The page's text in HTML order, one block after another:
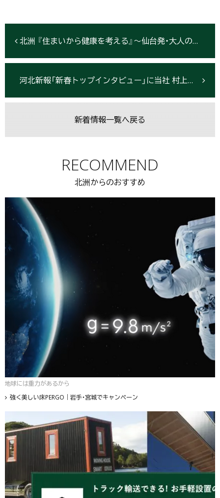
北洲 『住まいから健康を考える』～仙台発・大人の情報誌「りらく」第6回掲載～
河北新報「新春トップインタビュー」に当社 村上ひろみが掲載されました
新着情報一覧へ戻る
RECOMMEND
北洲からのおすすめ
地球には重力があるから
強く美しい床PERGO｜岩手・宮城でキャンペーン